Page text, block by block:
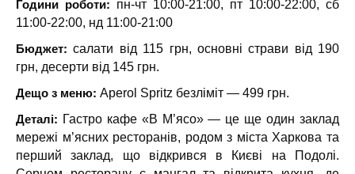
Години роботи: пн-чт 10:00-21:00, пт 10:00-22:00, сб
11:00-22:00, нд 11:00-21:00
Бюджет: салати від 115 грн, основні страви від 190
грн, десерти від 145 грн.
Дещо з меню: Aperol Spritz безліміт — 499 грн.
Деталі: Гастро кафе «В М’ясо» — це ще один заклад
мережі м’ясних ресторанів, родом з міста Харкова та
перший заклад, що відкрився в Києві на Подолі.